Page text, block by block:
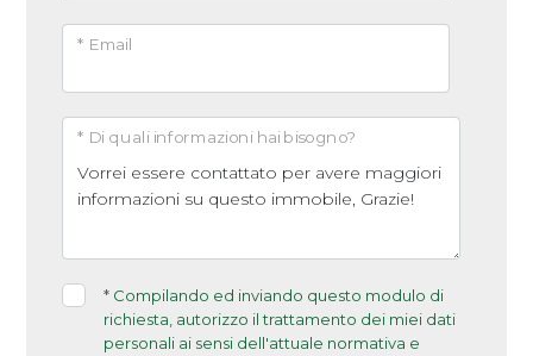
* Email
* Di quali informazioni hai bisogno?
* Compilando ed inviando questo modulo di
richiesta, autorizzo il trattamento dei miei dati
personali ai sensi dell'attuale normativa e